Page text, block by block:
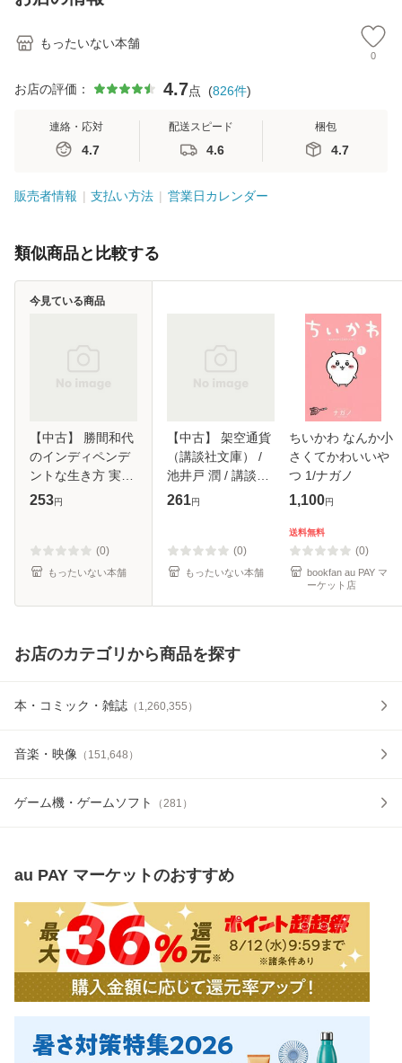
もったいない本舗
0
お店の評価： 4.7点 (826件)
連絡・応対
4.7
配送スピード
4.6
梱包
4.7
販売者情報 支払い方法 営業日カレンダー
類似商品と比較する
【中古】 勝間和代
のインディペンデ
ントな生き方 実践
ガイド （ディスカ
ヴァー・トゥエン
ティワン [
253円
(0)
もったいない本舗
今見ている商品
【中古】 架空通貨
（講談社文庫） /
池井戸 潤 / 講談社
[文庫]【メール便送
261円
(0)
もったいない本舗
ちいかわ なんか小
さくてかわいいや
つ 1/ナガノ
1,100円
送料無料
(0)
bookfan au PAY マ
ーケット店
お店のカテゴリから商品を探す
本・コミック・雑誌 （ 1,260,355 ）
音楽・映像 （ 151,648 ）
ゲーム機・ゲームソフト （281 ）
au PAY マーケットのおすすめ